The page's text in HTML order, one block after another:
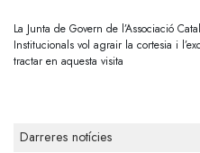
La Junta de Govern de l’Associació
Institucionals vol agrair la cortesia i
tractar en aquesta visita
Darreres notícies